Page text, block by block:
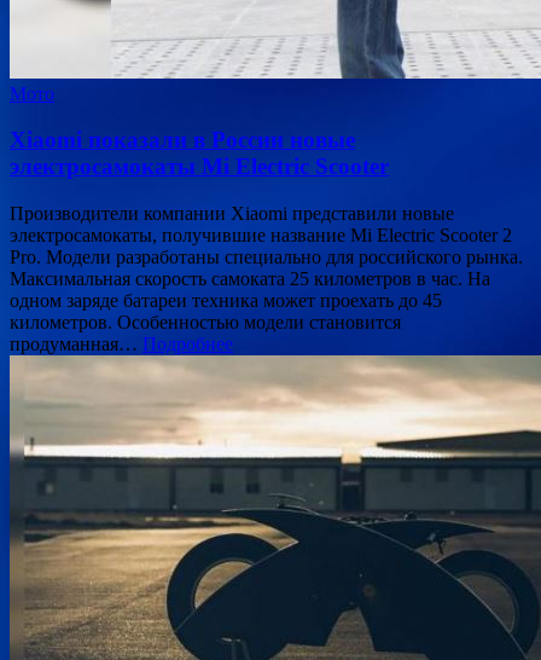
Мото
Xiaomi показали в России новые
электросамокаты Mi Electric Scooter
Производители компании Xiaomi представили новые
электросамокаты, получившие название Mi Electric Scooter 2
Pro. Модели разработаны специально для российского рынка.
Максимальная скорость самоката 25 километров в час. На
одном заряде батареи техника может проехать до 45
километров. Особенностью модели становится
продуманная… Подробнее